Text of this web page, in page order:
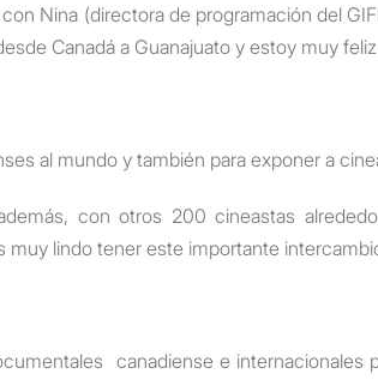
Nina (directora de programación del
Canadá a Guanajuato y estoy muy
al mundo y también para exponer a
con otros 200 cineastas
lindo tener este importante
canadiense e internacionales